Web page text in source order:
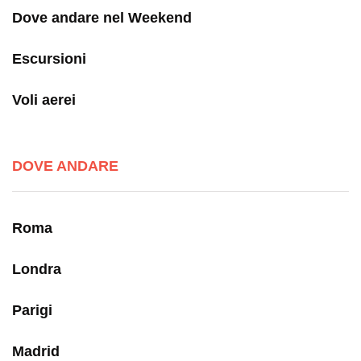
Dove andare nel Weekend
Escursioni
Voli aerei
DOVE ANDARE
Roma
Londra
Parigi
Madrid